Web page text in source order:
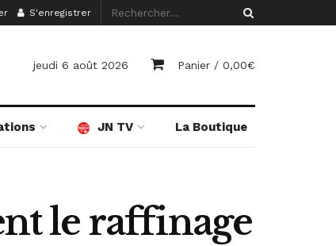
S'enregistrer
jeudi 6 août 2026 Panier / 0,00€
JN TV La Boutique
le raffinage